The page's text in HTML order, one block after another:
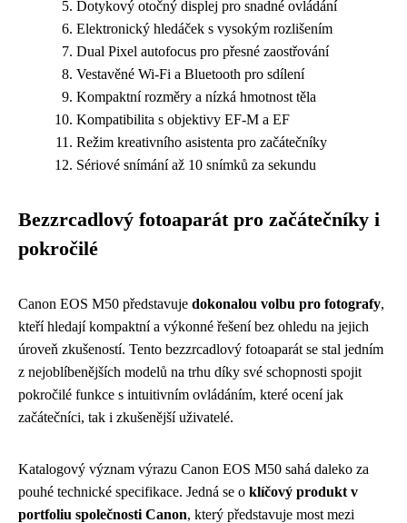
Dotykový otočný displej pro snadné ovládání
Elektronický hledáček s vysokým rozlišením
Dual Pixel autofocus pro přesné zaostřování
Vestavěné Wi-Fi a Bluetooth pro sdílení
Kompaktní rozměry a nízká hmotnost těla
Kompatibilita s objektivy EF-M a EF
Režim kreativního asistenta pro začátečníky
Sériové snímání až 10 snímků za sekundu
Bezzrcadlový fotoaparát pro začátečníky i
pokročilé
Canon EOS M50 představuje dokonalou volbu pro fotografy,
kteří hledají kompaktní a výkonné řešení bez ohledu na jejich
úroveň zkušeností. Tento bezzrcadlový fotoaparát se stal jedním
z nejoblíbenějších modelů na trhu díky své schopnosti spojit
pokročilé funkce s intuitivním ovládáním, které ocení jak
začátečníci, tak i zkušenější uživatelé.
Katalogový význam výrazu Canon EOS M50 sahá daleko za
pouhé technické specifikace. Jedná se o klíčový produkt v
portfoliu společnosti Canon, který představuje most mezi